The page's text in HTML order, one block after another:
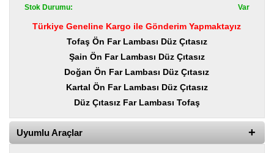
Yedek
Parça
JEEP
Stok Durumu: Var
Türkiye Geneline Kargo ile Gönderim Yapmaktayız
Tofaş Ön Far Lambası Düz Çıtasız
Şain Ön Far Lambası Düz Çıtasız
Doğan Ön Far Lambası Düz Çıtasız
Kartal Ön Far Lambası Düz Çıtasız
Düz Çıtasız Far Lambası Tofaş
Uyumlu Araçlar